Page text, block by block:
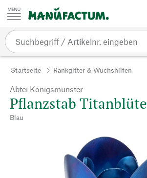
Zum Inhalt springen
Startseite Rankgitter & Wuchshilfen
Abtei Königsmünster
Pflanzstab Titanblüte
Blau